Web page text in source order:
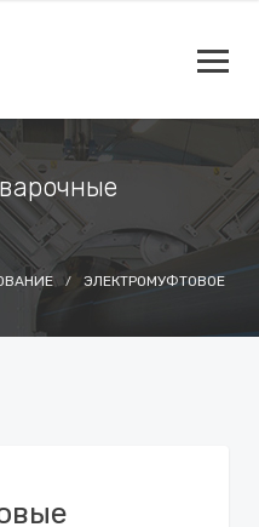
ЭЛЕКТРОМУФТОВОЕ